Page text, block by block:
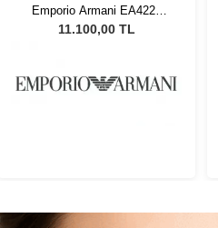
Emporio Armani EA4221
61168E 56 Kadın Güneş
11.100,00 TL